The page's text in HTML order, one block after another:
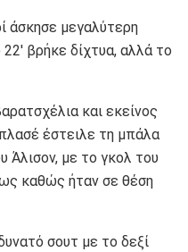
άσκησε μεγαλύτερη
βρήκε δίχτυα, αλλά το
και εκείνος
έστειλε τη μπάλα
Άλισον, με το γκολ του
καθώς ήταν σε θέση
σουτ με το δεξί